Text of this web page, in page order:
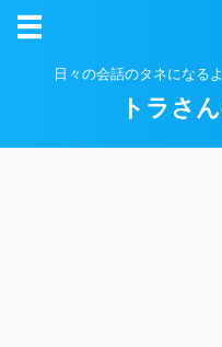
日々の会話のタネになる
トラさ